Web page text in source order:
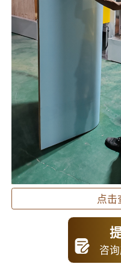
二、采用高频弯木机
1. 生产效率的提升
点击
咨